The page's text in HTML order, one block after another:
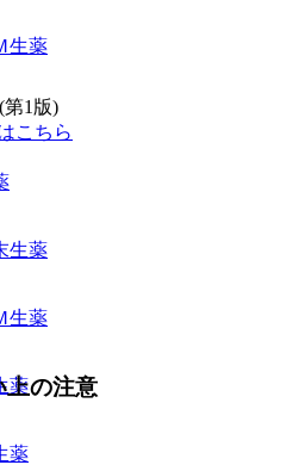
生薬
生薬
生薬
薬
薬
第1版)
こちら
上の注意